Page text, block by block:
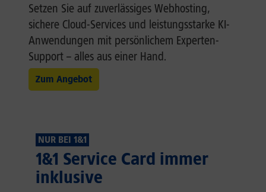
Setzen Sie auf zuverlässiges Webhosting,
sichere Cloud-Services und leistungsstarke KI-
Anwendungen mit persönlichem Experten-
Support – alles aus einer Hand.
Zum Angebot
NUR BEI 1&1
1&1 Service Card immer
inklusive